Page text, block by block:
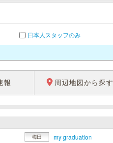
日本人スタッフのみ
報 周辺地図から探す
梅田 my graduation